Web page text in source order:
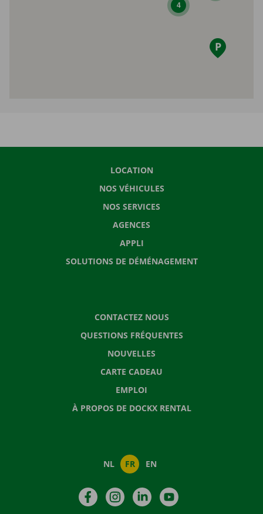
4
LOCATION
NOS VÉHICULES
NOS SERVICES
AGENCES
APPLI
SOLUTIONS DE DÉMÉNAGEMENT
CONTACTEZ NOUS
QUESTIONS FRÉQUENTES
NOUVELLES
CARTE CADEAU
EMPLOI
À PROPOS DE DOCKX RENTAL
NL FR EN
FacebookInstagramLinkedIn